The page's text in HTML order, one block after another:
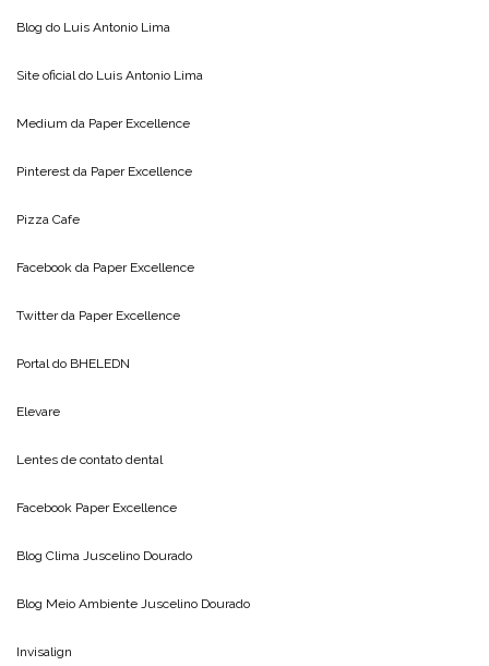
Blog do Luis Antonio Lima
Site oficial do Luis Antonio Lima
Medium da Paper Excellence
Pinterest da Paper Excellence
Pizza Cafe
Facebook da Paper Excellence
Twitter da Paper Excellence
Portal do BHELEDN
Elevare
Lentes de contato dental
Facebook Paper Excellence
Blog Clima Juscelino Dourado
Blog Meio Ambiente Juscelino Dourado
Invisalign